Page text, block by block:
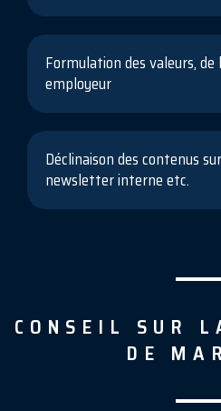
Formulation des valeurs, de
employeur
Déclinaison des contenus
newsletter interne etc.
CONSEIL SUR
DE